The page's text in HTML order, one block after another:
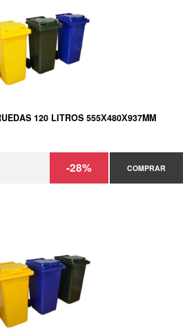
120 LITROS 555Х480Х937MM
-28% COMPRAR